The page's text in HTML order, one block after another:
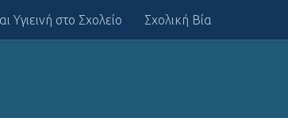
Υγιεινή στο Σχολείο Σχολική Βία